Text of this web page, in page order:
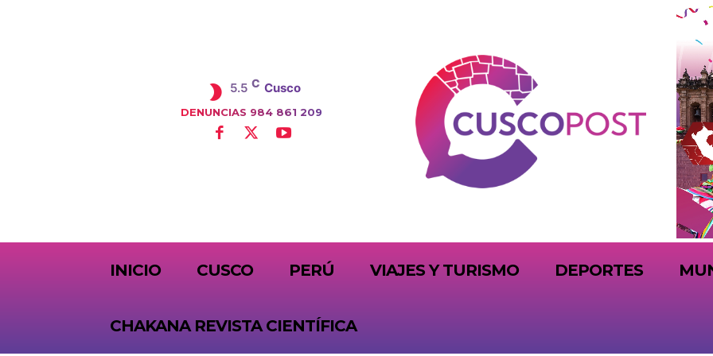
5.5 C Cusco
DENUNCIAS 984 861 209
INICIO CUSCO PERÚ VIAJES Y TURISMO DEPORTES
CHAKANA REVISTA CIENTÍFICA